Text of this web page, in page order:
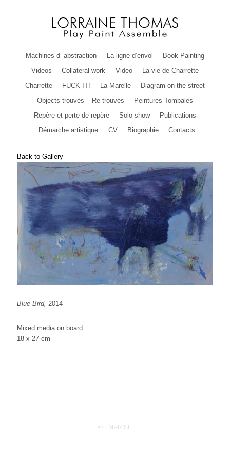
Machines d’ abstraction La ligne d’envol
Book Painting
Videos
Collateral work Video
La vie de Charrette
Charrette
FUCK IT! La Marelle
Diagram on the street
Objects trouvés – Re-trouvés
Peintures Tombales
Repère et perte de repère
Solo show
Publications
Démarche artistique
CV Biographie Contacts
Back to Gallery
Blue Bird, 2014
Mixed media on board
18 x 27 cm
© EMPRISE